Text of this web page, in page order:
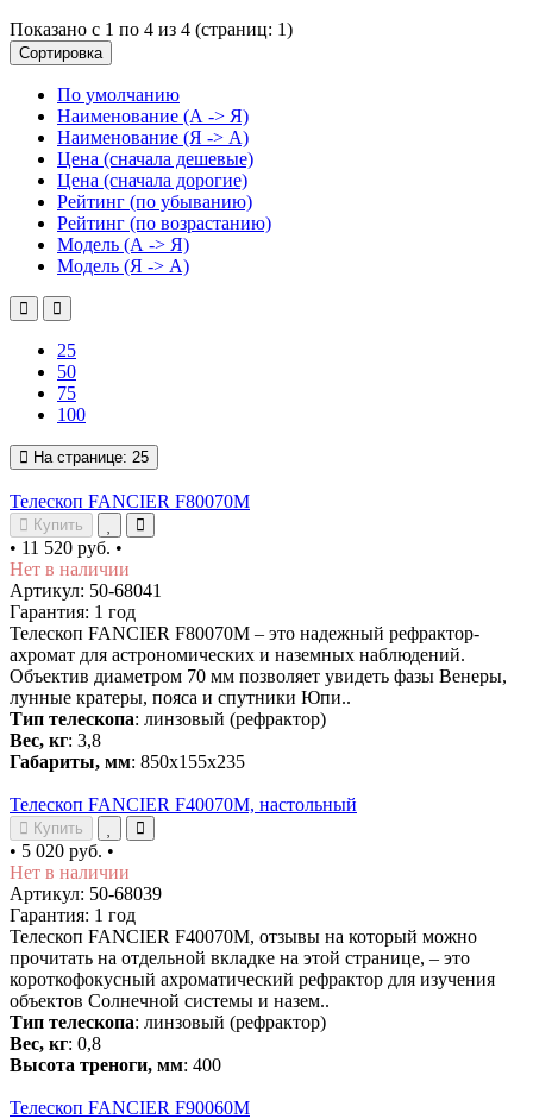
Показано с 1 по 4 из 4 (страниц: 1)
Сортировка
По умолчанию
Наименование (А -> Я)
Наименование (Я -> А)
Цена (сначала дешевые)
Цена (сначала дорогие)
Рейтинг (по убыванию)
Рейтинг (по возрастанию)
Модель (А -> Я)
Модель (Я -> А)
25
50
75
100
На странице: 25
Телескоп FANCIER F80070M
Купить
• 11 520 руб. •
Нет в наличии
Артикул: 50-68041
Гарантия: 1 год
Телескоп FANCIER F80070M – это надежный рефрактор-
ахромат для астрономических и наземных наблюдений.
Объектив диаметром 70 мм позволяет увидеть фазы Венеры,
лунные кратеры, пояса и спутники Юпи..
Тип телескопа: линзовый (рефрактор)
Вес, кг: 3,8
Габариты, мм: 850х155х235
Телескоп FANCIER F40070M, настольный
Купить
• 5 020 руб. •
Нет в наличии
Артикул: 50-68039
Гарантия: 1 год
Телескоп FANCIER F40070M, отзывы на который можно
прочитать на отдельной вкладке на этой странице, – это
короткофокусный ахроматический рефрактор для изучения
объектов Солнечной системы и назем..
Тип телескопа: линзовый (рефрактор)
Вес, кг: 0,8
Высота треноги, мм: 400
Телескоп FANCIER F90060M